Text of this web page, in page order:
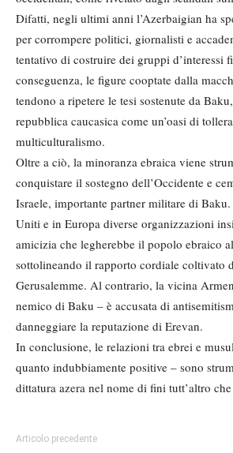
Difatti, negli ultimi anni l’Azerbaigian ha
per corrompere politici, giornalisti e
tentativo di costruire dei gruppi d’interessi
conseguenza, le figure cooptate dalla
tendono a ripetere le tesi sostenute da
repubblica caucasica come un’oasi di
multiculturalismo.
Oltre a ciò, la minoranza ebraica viene
conquistare il sostegno dell’Occidente e
Israele, importante partner militare di
Uniti e in Europa diverse organizzazioni
amicizia che legherebbe il popolo ebraico
sottolineando il rapporto cordiale coltivato
Gerusalemme. Al contrario, la vicina
nemico di Baku – è accusata di
danneggiare la reputazione di Erevan.
In conclusione, le relazioni tra ebrei e
quanto indubbiamente positive – sono
dittatura azera nel nome di fini tutt’altro
Articolo precedente